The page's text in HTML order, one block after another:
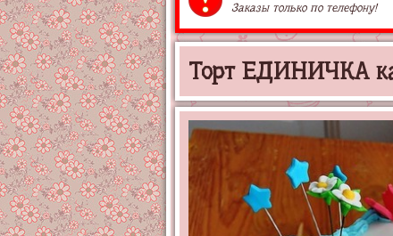
Заказы только по телефону!
Торт ЕДИНИЧКА